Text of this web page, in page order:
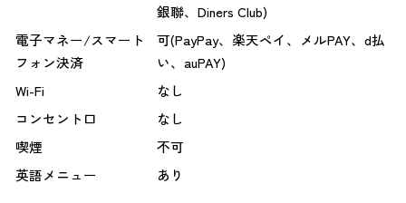
銀聯、Diners Club)
電子マネー/スマート
フォン決済
可(PayPay、楽天ペイ、メルPAY、d払
い、auPAY)
Wi-Fi
なし
コンセント口
なし
喫煙
不可
英語メニュー
あり